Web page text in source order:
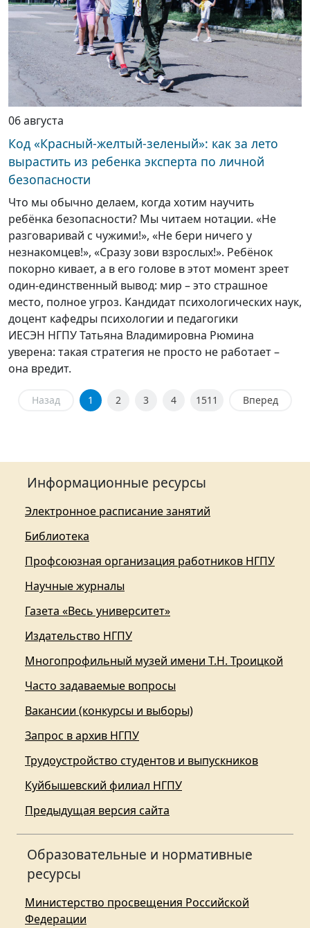
06 августа
Код «Красный-желтый-зеленый»: как за лето
вырастить из ребенка эксперта по личной
безопасности
Что мы обычно делаем, когда хотим научить
ребёнка безопасности? Мы читаем нотации. «Не
разговаривай с чужими!», «Не бери ничего у
незнакомцев!», «Сразу зови взрослых!». Ребёнок
покорно кивает, а в его голове в этот момент зреет
один-единственный вывод: мир – это страшное
место, полное угроз. Кандидат психологических наук,
доцент кафедры психологии и педагогики
ИЕСЭН НГПУ Татьяна Владимировна Рюмина
уверена: такая стратегия не просто не работает –
она вредит.
Назад 1 2 3 4 1511 Вперед
Информационные ресурсы
Электронное расписание занятий
Библиотека
Профсоюзная организация работников НГПУ
Научные журналы
Газета «Весь университет»
Издательство НГПУ
Многопрофильный музей имени Т.Н. Троицкой
Часто задаваемые вопросы
Вакансии (конкурсы и выборы)
Запрос в архив НГПУ
Трудоустройство студентов и выпускников
Куйбышевский филиал НГПУ
Предыдущая версия сайта
Образовательные и нормативные
ресурсы
Министерство просвещения Российской
Федерации